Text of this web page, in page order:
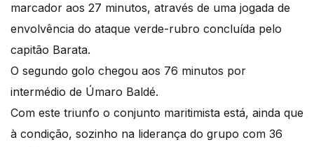
marcador aos 27 minutos, através de uma jogada de
envolvência do ataque verde-rubro concluída pelo
capitão Barata.
O segundo golo chegou aos 76 minutos por
intermédio de Úmaro Baldé.
Com este triunfo o conjunto maritimista está, ainda que
à condição, sozinho na liderança do grupo com 36